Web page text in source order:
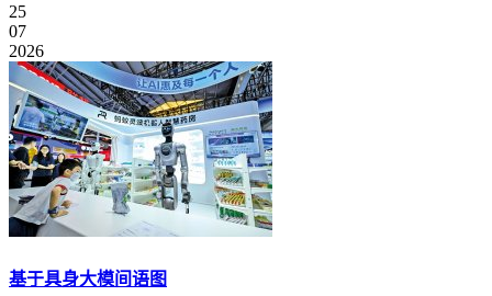
25
07
2026
基于具身大模间语图